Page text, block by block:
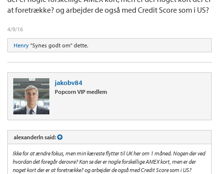
at foretrække? og arbejder de også med Credit Score som i US?
4/9/16
Henry "Synes godt om" dette.
jakobv84
Popcorn VIP medlem
alexanderln said:
Ikke for at ændre fokus, men min kæreste flytter til UK her om 1 måned. Nogen der ved
hvordan det foregår derovre? Kan se der er nogle forskellige AMEX kort, men er der
noget kort der er at foretrække? og arbejder de også med Credit Score som i US?